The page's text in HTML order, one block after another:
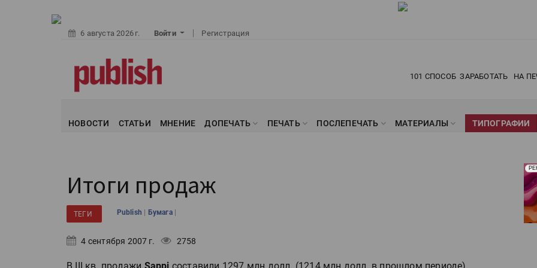
6 августа 2026 г. Войти Регистрация
101 СПОСОБ ЗАРАБОТАТЬ НА
НОВОСТИ СТАТЬИ МНЕНИЕ ДОПЕЧАТЬ ПЕЧАТЬ ПОСЛЕПЕЧАТЬ МАТЕРИАЛЫ ТИПОГРАФИИ
Итоги продаж
ТЕГИ Publish | Бумага |
4 сентября 2007 г. 2758